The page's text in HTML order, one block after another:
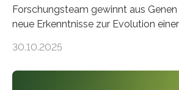
Forschungsteam gewinnt aus Genen
neue Erkenntnisse zur Evolution
Landpflanzen zählen zu den
30.10.2025